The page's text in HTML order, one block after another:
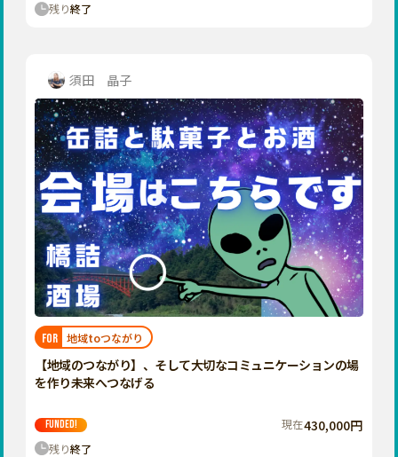
福井
山梨
長野
岐阜
静岡
愛知
近畿
三重
滋賀
大阪
奈良
残り終了
須田 晶子
FOR 地域toつながり
【地域のつながり】、そして大切なコミュニケーションの場
を作り未来へつなげる
FUNDED! 現在430,000円
残り終了